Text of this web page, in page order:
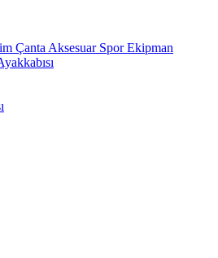
Çanta Aksesuar Spor Ekipman